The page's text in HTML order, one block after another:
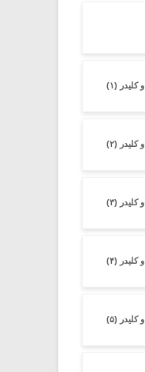
(۱)
(۲)
(۳)
(۴)
(۵)